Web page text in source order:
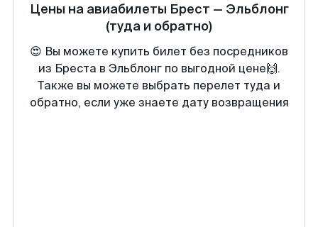
Цены на авиабилеты Брест — Эльблонг
(туда и обратно)
😍 Вы можете купить билет без посредников
из Бреста в Эльблонг по выгодной цене🙌.
Также вы можете выбрать перелет туда и
обратно, если уже знаете дату возвращения